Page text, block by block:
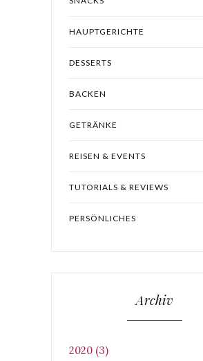
HAUPTGERICHTE
DESSERTS
BACKEN
GETRÄNKE
REISEN & EVENTS
TUTORIALS & REVIEWS
PERSÖNLICHES
Archiv
2020 (3)